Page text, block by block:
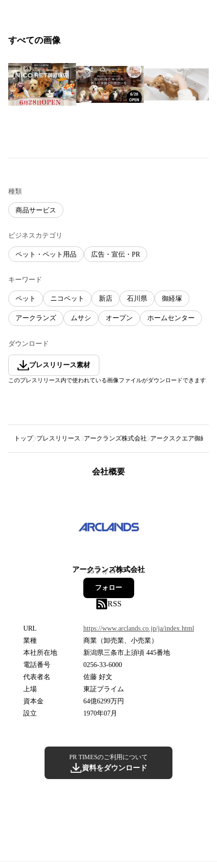
すべての画像
種類
商品サービス
ビジネスカテゴリ
ペット・ペット用品 広告・宣伝・PR
キーワード
ペット ニコペット 新店 石川県 御経塚
アークランズ ムサシ オープン ホームセンター
ダウンロード
プレスリリース素材
このプレスリリース内で使われている画像ファイルがダウンロードできます
トップ プレスリリース アークランズ株式会社 アークスクエア御経塚
会社概要
アークランズ株式会社
35フォロワー
フォロー
RSS
URL
https://www.arclands.co.jp/ja/index.html
業種
商業（卸売業、小売業）
本社所在地
新潟県三条市上須頃 445番地
電話番号
0256-33-6000
代表者名
佐藤 好文
上場
東証プライム
資本金
64億6299万円
設立
1970年07月
PR TIMESのご利用について
資料をダウンロード